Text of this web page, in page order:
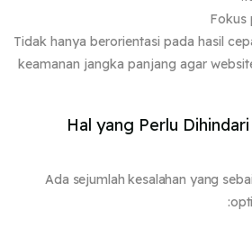
Tidak hanya berorientasi pada hasil
keamanan jangka panjang agar
Hal yang Perlu
Ada sejumlah kesalahan yang